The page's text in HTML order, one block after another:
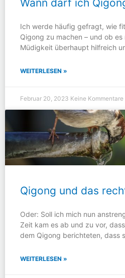
Wann darf ich
Ich werde häufig gefragt, wie
Qigong zu machen – und ob
Müdigkeit überhaupt hilfreich
WEITERLESEN »
Februar 20, 2023 Keine Kommentare
Qigong und das
Oder: Soll ich mich nun
Zeit kam es ab und zu vor,
dem Qigong berichteten, dass
WEITERLESEN »